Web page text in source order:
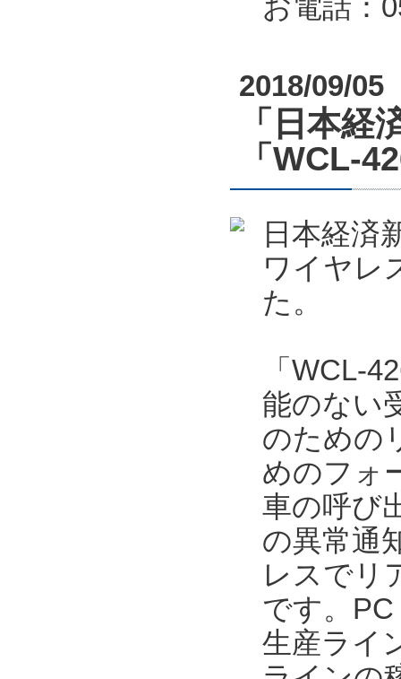
お電話：
2018/09/05
「日本経
「WCL-
日本経済
ワイヤレ
た。
「WCL-
能のない
のための
めのフォ
車の呼び
の異常通
レスでリ
です。
生産ライ